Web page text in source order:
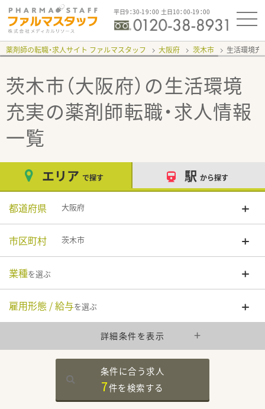
平日9：30-19：00 土日10：00-19：00
薬剤師の転職・求人サイト ファルマスタッフ 大阪府 茨木市 生活環境
茨木市（大阪府）の生活環境
充実の薬剤師転職・求人情報
一覧
エリア で探す 駅 から探す
都道府県 大阪府
市区町村 茨木市
業種を選ぶ
雇用形態 / 給与を選ぶ
詳細条件を表示
条件に合う求人
7件を検索する